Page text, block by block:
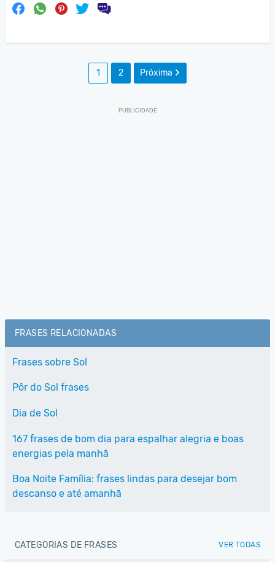
1 2 Próxima
FRASES RELACIONADAS
Frases sobre Sol
Pôr do Sol frases
Dia de Sol
167 frases de bom dia para espalhar alegria e boas
energias pela manhã
Boa Noite Família: frases lindas para desejar bom
descanso e até amanhã
CATEGORIAS DE FRASES VER TODAS